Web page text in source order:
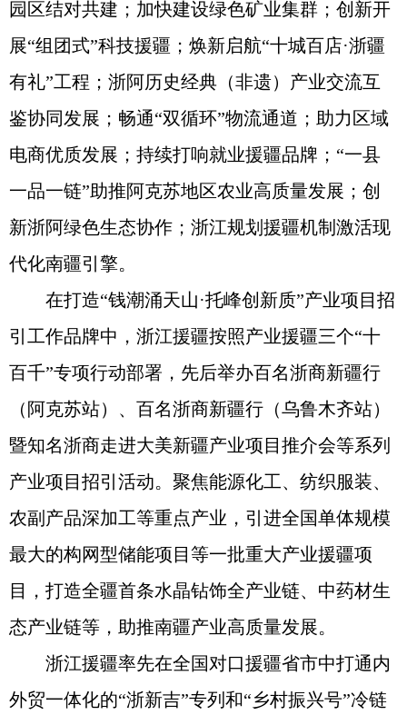
园区结对共建；加快建设绿色矿业集群；创新开
展“组团式”科技援疆；焕新启航“十城百店·浙疆
有礼”工程；浙阿历史经典（非遗）产业交流互
鉴协同发展；畅通“双循环”物流通道；助力区域
电商优质发展；持续打响就业援疆品牌；“一县
一品一链”助推阿克苏地区农业高质量发展；创
新浙阿绿色生态协作；浙江规划援疆机制激活现
代化南疆引擎。
在打造“钱潮涌天山·托峰创新质”产业项目招
引工作品牌中，浙江援疆按照产业援疆三个“十
百千”专项行动部署，先后举办百名浙商新疆行
（阿克苏站）、百名浙商新疆行（乌鲁木齐站）
暨知名浙商走进大美新疆产业项目推介会等系列
产业项目招引活动。聚焦能源化工、纺织服装、
农副产品深加工等重点产业，引进全国单体规模
最大的构网型储能项目等一批重大产业援疆项
目，打造全疆首条水晶钻饰全产业链、中药材生
态产业链等，助推南疆产业高质量发展。
浙江援疆率先在全国对口援疆省市中打通内
外贸一体化的“浙新吉”专列和“乡村振兴号”冷链